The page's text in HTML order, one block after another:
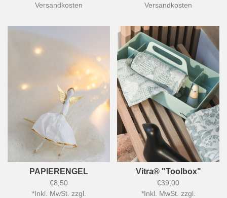
Versandkosten
Versandkosten
PAPIERENGEL
€8,50
*Inkl. MwSt. zzgl.
Vitra® "Toolbox"
€39,00
*Inkl. MwSt. zzgl.